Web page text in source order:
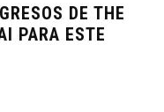
DE THE
PARA ESTE